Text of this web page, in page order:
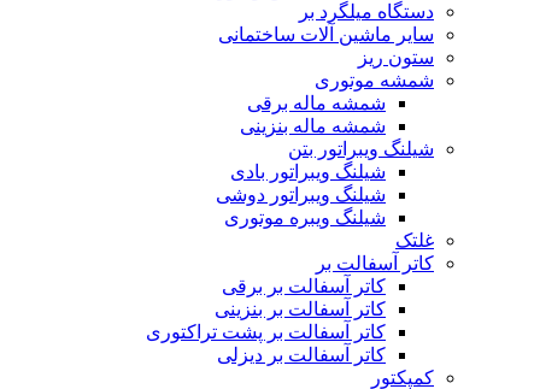
دستگاه میلگرد بر
سایر ماشین آلات ساختمانی
ستون ریز
شمشه موتوری
شمشه ماله برقی
شمشه ماله بنزینی
شیلنگ ویبراتور بتن
شیلنگ ویبراتور بادی
شیلنگ ویبراتور دوشی
شیلنگ ویبره موتوری
غلتک
کاتر آسفالت بر
کاتر آسفالت بر برقی
کاتر آسفالت بر بنزینی
کاتر آسفالت بر پشت تراکتوری
کاتر آسفالت بر دیزلی
کمپکتور